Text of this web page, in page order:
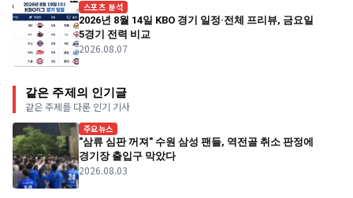
스포츠 분석
2026년 8월 14일 KBO 경기 일정·전체 프리뷰, 금요일
5경기 전력 비교
2026.08.07
같은 주제의 인기글
같은 주제를 다룬 인기 기사
주요뉴스
"삼류 심판 꺼져" 수원 삼성 팬들, 역전골 취소 판정에
경기장 출입구 막았다
2026.08.03